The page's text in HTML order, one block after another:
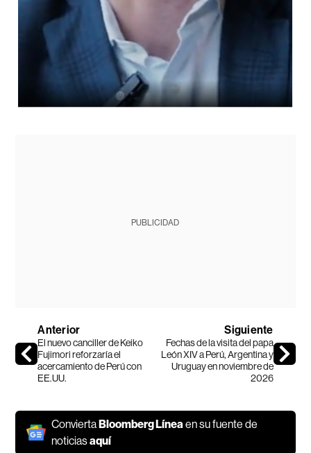
PUBLICIDAD
Anterior
El nuevo canciller de Keiko
Fujimori reforzaría el
acercamiento de Perú con
EE.UU.
Siguiente
Fechas de la visita del papa
León XIV a Perú, Argentina y
Uruguay en noviembre de
2026
ConviertaBloomberg Línea en su fuente de
noticiasaquí